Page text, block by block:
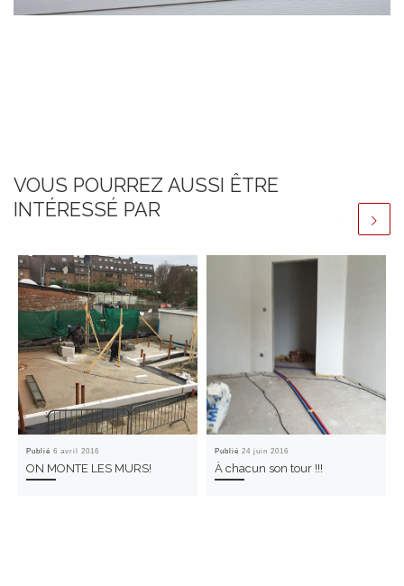
VOUS POURREZ AUSSI ÊTRE
INTÉRESSÉ PAR
Publié6 avril 2016
ON MONTE LES MURS!
Publié24 juin 2016
À chacun son tour !!!